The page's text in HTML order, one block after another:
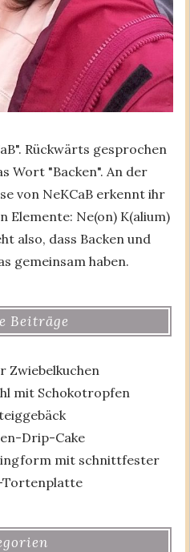
Rückwärts gesprochen
Wort "Backen". An der
von NeKCaB erkennt ihr
Elemente: Ne(on) K(alium)
also, dass Backen und
gemeinsam haben.
Beiträge
Zwiebelkuchen
mit Schokotropfen
Drip-Cake
mit schnittfester
Tortenplatte